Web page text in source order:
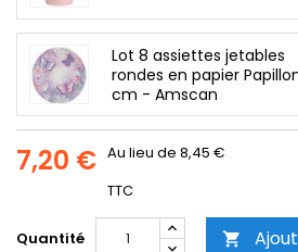
Lot 8 assiettes jetables
rondes en papier
cm - Amscan
7,20 € Au lieu de 8,45 €
TTC
Quantité 